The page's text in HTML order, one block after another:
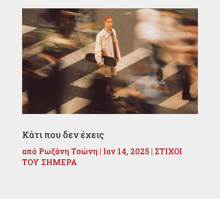
Κάτι που δεν έχεις
από Ρωξάνη Τσώνη | Ιαν 14, 2025 | ΣΤΙΧΟΙ
ΤΟΥ ΣΗΜΕΡΑ